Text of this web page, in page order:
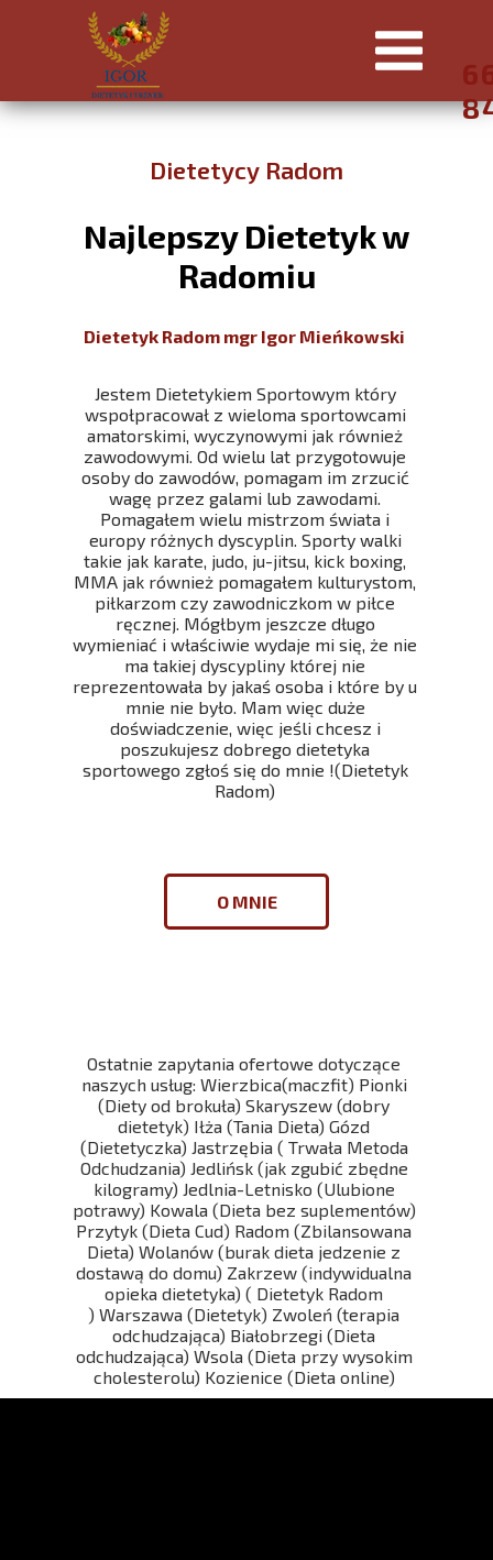
Dietetycy Radom
Dietetyk Radom mgr Igor Mieńkowski
Najlepszy Dietetyk w
Radomiu
Ostatnie zapytania ofertowe dotyczące
naszych usług: Wierzbica(maczfit) Pionki
(Diety od brokuła) Skaryszew (dobry
dietetyk) Iłża (Tania Dieta) Gózd
(Dietetyczka) Jastrzębia ( Trwała Metoda
Odchudzania) Jedlińsk (jak zgubić zbędne
kilogramy) Jedlnia-Letnisko (Ulubione
potrawy) Kowala (Dieta bez suplementów)
Przytyk (Dieta Cud) Radom (Zbilansowana
Dieta) Wolanów (burak dieta jedzenie z
dostawą do domu) Zakrzew (indywidualna
opieka dietetyka) ( Dietetyk Radom
) Warszawa (Dietetyk) Zwoleń (terapia
odchudzająca) Białobrzegi (Dieta
odchudzająca) Wsola (Dieta przy wysokim
cholesterolu) Kozienice (Dieta online)
Jestem Dietetykiem Sportowym który
wspołpracował z wieloma sportowcami
amatorskimi, wyczynowymi jak również
zawodowymi. Od wielu lat przygotowuje
osoby do zawodów, pomagam im zrzucić
wagę przez galami lub zawodami.
Pomagałem wielu mistrzom świata i
europy różnych dyscyplin. Sporty walki
takie jak karate, judo, ju-jitsu, kick boxing,
MMA jak również pomagałem kulturystom,
piłkarzom czy zawodniczkom w piłce
ręcznej. Mógłbym jeszcze długo
wymieniać i właściwie wydaje mi się, że nie
ma takiej dyscypliny której nie
reprezentowała by jakaś osoba i które by u
mnie nie było. Mam więc duże
doświadczenie, więc jeśli chcesz i
poszukujesz dobrego dietetyka
sportowego zgłoś się do mnie !(Dietetyk
Radom)
O MNIE